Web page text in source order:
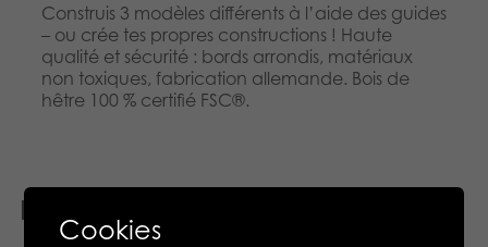
Construis 3 modèles différents à l’aide des guides
– ou crée tes propres constructions ! Haute
qualité et sécurité : bords arrondis, matériaux
non toxiques, fabrication allemande. Bois de
hêtre 100 % certifié FSC®.
Produits similaires
Cookies